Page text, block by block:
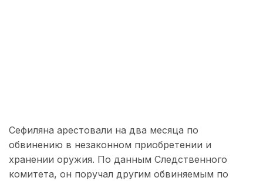
Сефиляна арестовали на два месяца по
обвинению в незаконном приобретении и
хранении оружия. По данным Следственного
комитета, он поручал другим обвиняемым по